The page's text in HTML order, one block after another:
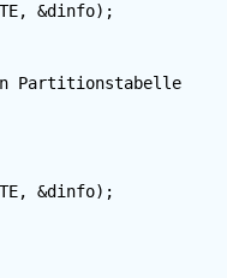
&dinfo);
&dinfo);